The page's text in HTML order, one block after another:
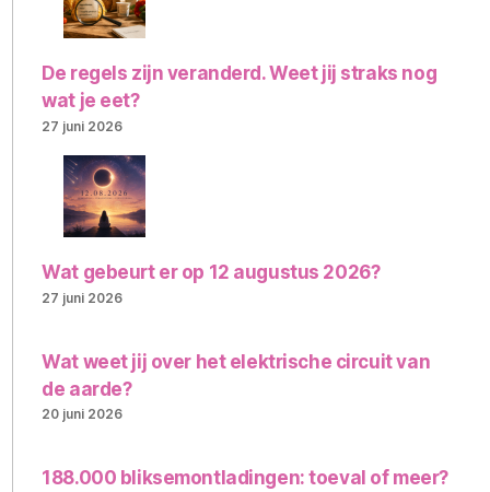
De regels zijn veranderd. Weet jij straks nog
wat je eet?
27 juni 2026
Wat gebeurt er op 12 augustus 2026?
27 juni 2026
Wat weet jij over het elektrische circuit van
de aarde?
20 juni 2026
188.000 bliksemontladingen: toeval of meer?